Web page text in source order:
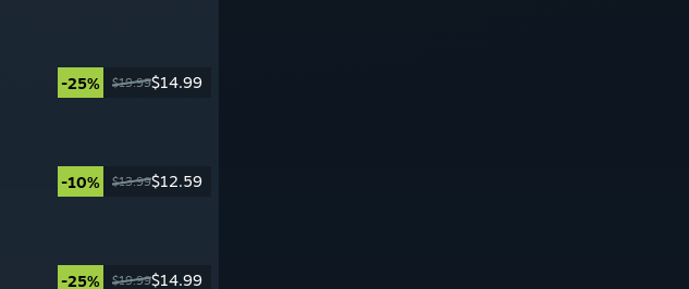
-25% $19.99$14.99
-10% $13.99$12.59
-25% $19.99$14.99